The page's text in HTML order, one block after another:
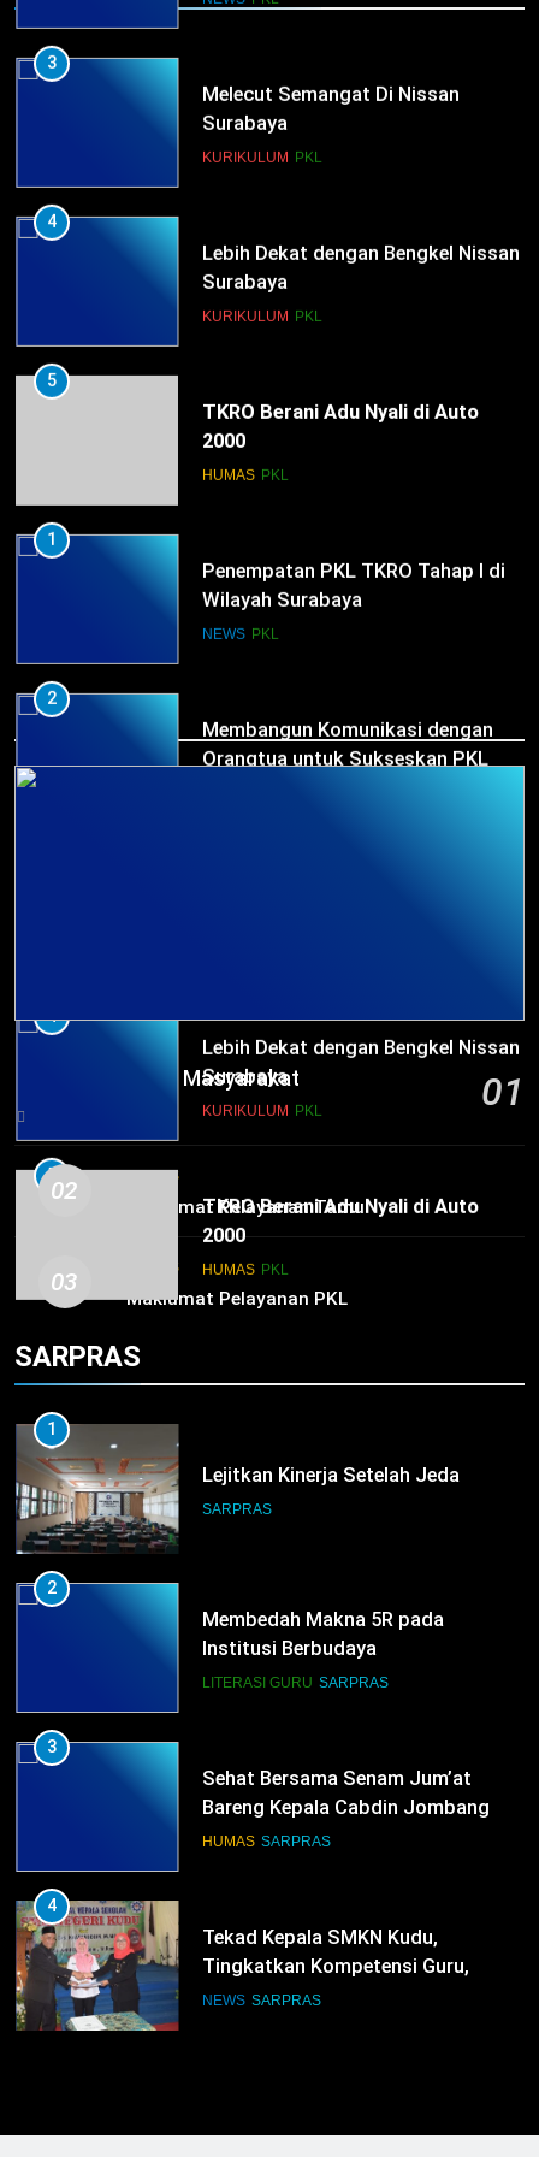
3
Melecut Semangat Di Nissan
Surabaya
KURIKULUM PKL
4
Lebih Dekat dengan Bengkel Nissan
Surabaya
KURIKULUM PKL
5
TKRO Berani Adu Nyali di Auto
2000
HUMAS PKL
1
Penempatan PKL TKRO Tahap I di
Wilayah Surabaya
NEWS PKL
2
Membangun Komunikasi dengan
Orangtua untuk Sukseskan PKL
Lebih Dekat dengan Bengkel Nissan
Surabaya
KURIKULUM PKL
5
TKRO Berani Adu Nyali di Auto
2000
HUMAS PKL
HUMAS
Survei Kepuasan Masyarakat 01
02 HUMAS
Maklumat Pelayanan Tamu
03 HUMAS
Maklumat Pelayanan PKL
SARPRAS
1
Lejitkan Kinerja Setelah Jeda
SARPRAS
2
Membedah Makna 5R pada
Institusi Berbudaya
LITERASI GURU SARPRAS
3
Sehat Bersama Senam Jum’at
Bareng Kepala Cabdin Jombang
HUMAS SARPRAS
4
Tekad Kepala SMKN Kudu,
Tingkatkan Kompetensi Guru,
Bangun Infrastruktur IT
NEWS SARPRAS